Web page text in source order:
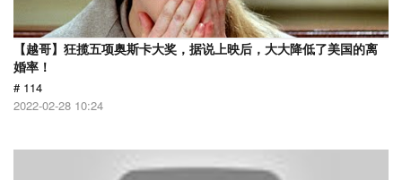
【越哥】狂揽五项奥斯卡大奖，据说上映后，大大降低了美国的离
婚率！
# 114
2022-02-28 10:24